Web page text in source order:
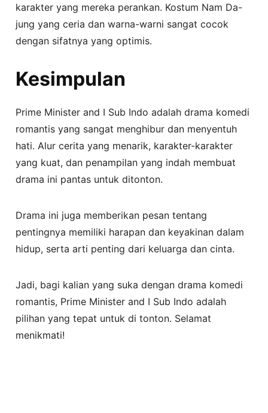
karakter yang mereka perankan. Kostum Nam Da-
jung yang ceria dan warna-warni sangat cocok
dengan sifatnya yang optimis.
Kesimpulan
Prime Minister and I Sub Indo adalah drama komedi
romantis yang sangat menghibur dan menyentuh
hati. Alur cerita yang menarik, karakter-karakter
yang kuat, dan penampilan yang indah membuat
drama ini pantas untuk ditonton.
Drama ini juga memberikan pesan tentang
pentingnya memiliki harapan dan keyakinan dalam
hidup, serta arti penting dari keluarga dan cinta.
Jadi, bagi kalian yang suka dengan drama komedi
romantis, Prime Minister and I Sub Indo adalah
pilihan yang tepat untuk di tonton. Selamat
menikmati!